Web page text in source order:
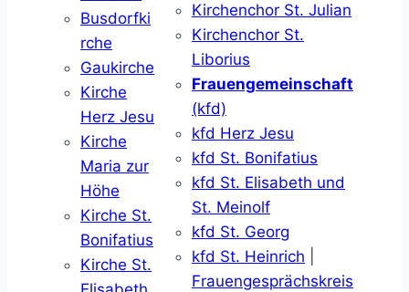
Busdorfki
rche
Gaukirche
Kirche
Herz Jesu
Kirche
Maria zur
Höhe
Kirche St.
Bonifatius
Kirche St.
Kirchenchor St. Julian
Kirchenchor St.
Liborius
Frauengemeinschaft
(kfd)
kfd Herz Jesu
kfd St. Bonifatius
kfd St. Elisabeth und
St. Meinolf
kfd St. Georg
kfd St. Heinrich
Frauengesprächskreis